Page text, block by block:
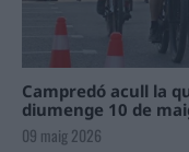
Campredó acull la
diumenge 10 de
09 maig 2026